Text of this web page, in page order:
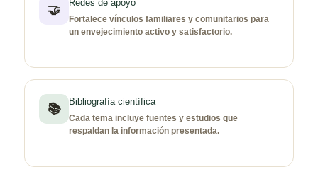
🤝 Redes de apoyo
Fortalece vínculos familiares y comunitarios para
un envejecimiento activo y satisfactorio.
📚 Bibliografía científica
Cada tema incluye fuentes y estudios que
respaldan la información presentada.